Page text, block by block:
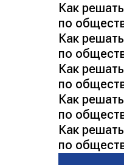
Как
по
Как
по
Как
по
Как
по
Как
по